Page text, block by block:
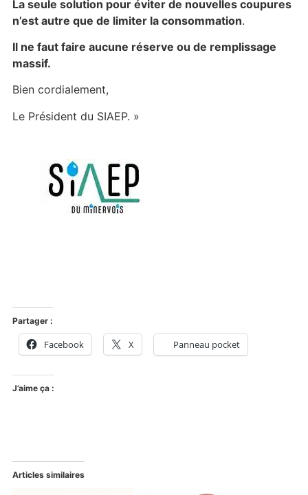
La seule solution pour éviter de nouvelles coupures
n’est autre que de limiter la consommation.
Il ne faut faire aucune réserve ou de remplissage
massif.
Bien cordialement,
Le Président du SIAEP. »
Partager :
Facebook X Panneau pocket
J’aime ça :
Articles similaires